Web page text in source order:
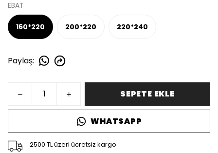
EBAT
160*220 200*220 220*240
Paylaş:
SEPETE EKLE
WHATSAPP
2500 TL üzeri ücretsiz kargo